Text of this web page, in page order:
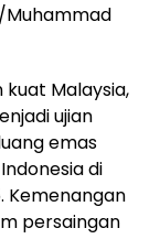
Muhammad
Malaysia,
ujian
emas
di
Kemenangan
persaingan